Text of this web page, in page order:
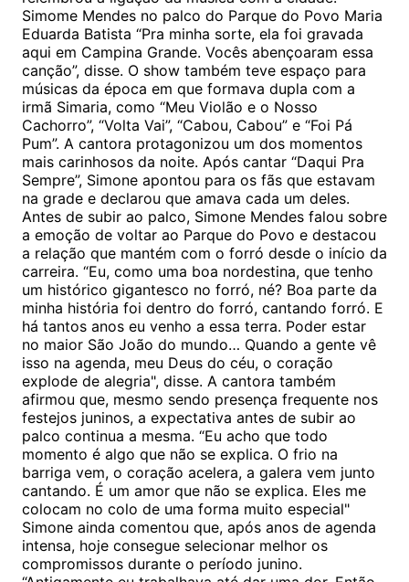
Simome Mendes no palco do Parque do Povo Maria
Eduarda Batista “Pra minha sorte, ela foi gravada
aqui em Campina Grande. Vocês abençoaram essa
canção”, disse. O show também teve espaço para
músicas da época em que formava dupla com a
irmã Simaria, como “Meu Violão e o Nosso
Cachorro”, “Volta Vai”, “Cabou, Cabou” e “Foi Pá
Pum”. A cantora protagonizou um dos momentos
mais carinhosos da noite. Após cantar “Daqui Pra
Sempre”, Simone apontou para os fãs que estavam
na grade e declarou que amava cada um deles.
Antes de subir ao palco, Simone Mendes falou sobre
a emoção de voltar ao Parque do Povo e destacou
a relação que mantém com o forró desde o início da
carreira. “Eu, como uma boa nordestina, que tenho
um histórico gigantesco no forró, né? Boa parte da
minha história foi dentro do forró, cantando forró. E
há tantos anos eu venho a essa terra. Poder estar
no maior São João do mundo… Quando a gente vê
isso na agenda, meu Deus do céu, o coração
explode de alegria", disse. A cantora também
afirmou que, mesmo sendo presença frequente nos
festejos juninos, a expectativa antes de subir ao
palco continua a mesma. “Eu acho que todo
momento é algo que não se explica. O frio na
barriga vem, o coração acelera, a galera vem junto
cantando. É um amor que não se explica. Eles me
colocam no colo de uma forma muito especial"
Simone ainda comentou que, após anos de agenda
intensa, hoje consegue selecionar melhor os
compromissos durante o período junino.